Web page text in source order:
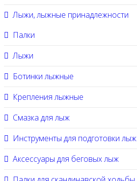
Лыжи, лыжные принадлежности
Палки
Лыжи
Ботинки лыжные
Крепления лыжные
Смазка для лыж
Инструменты для подготовки лыж
Аксессуары для беговых лыж